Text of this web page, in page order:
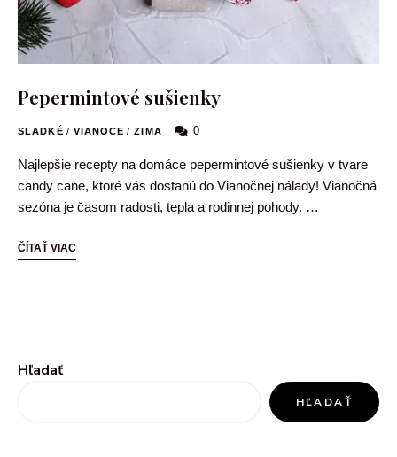
Pepermintové sušienky
SLADKÉ / VIANOCE / ZIMA 0
Najlepšie recepty na domáce pepermintové sušienky v tvare
candy cane, ktoré vás dostanú do Vianočnej nálady! Vianočná
sezóna je časom radosti, tepla a rodinnej pohody. …
ČÍTAŤ VIAC
Hľadať
HĽADAŤ